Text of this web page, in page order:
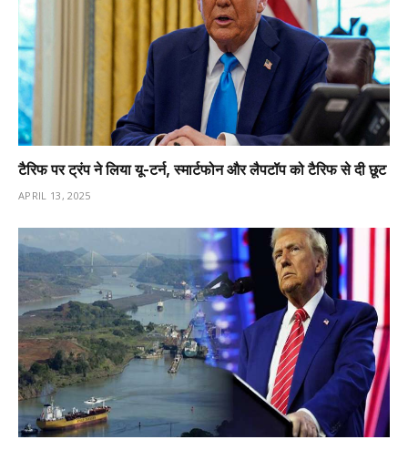
टैरिफ पर ट्रंप ने लिया यू-टर्न, स्मार्टफोन और लैपटॉप को टैरिफ से दी छूट
APRIL 13, 2025